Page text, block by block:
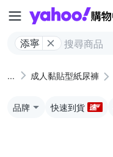
添寧
成人黏貼型紙尿褲
品牌 快速到貨